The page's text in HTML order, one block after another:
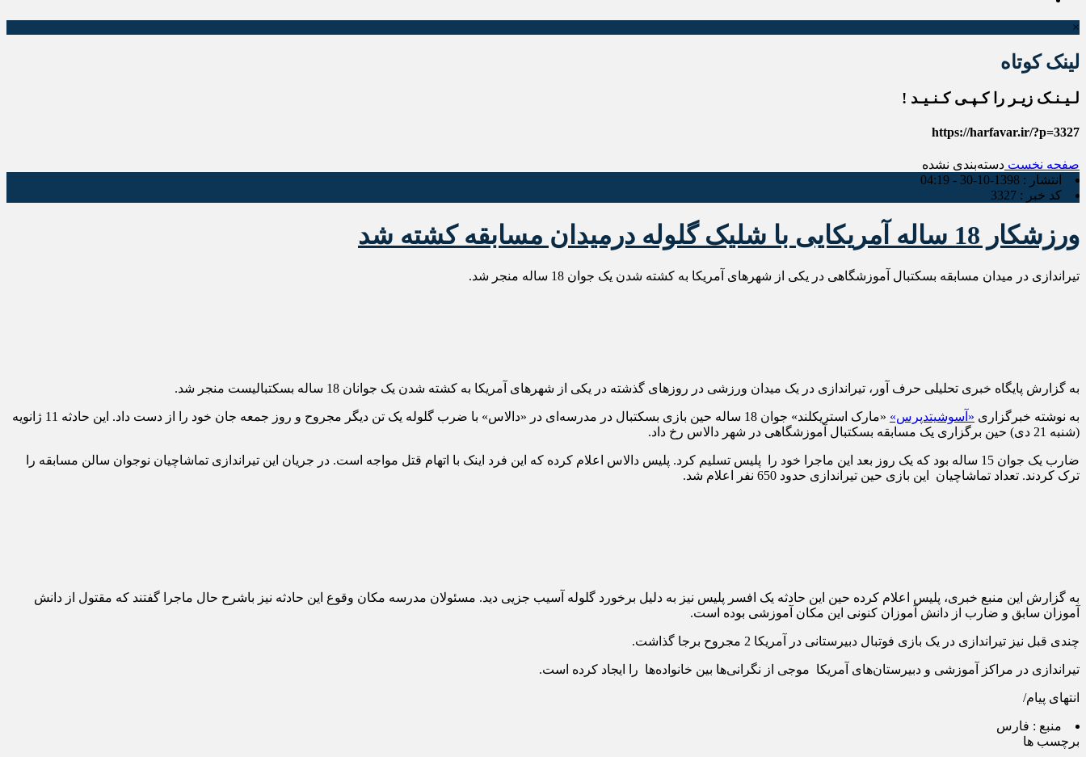
×
لینک کوتاه
لـیـنـک زیـر را کـپـی کـنـیـد !
https://harfavar.ir/?p=3327
صفحه نخست دسته‌بندی نشده
انتشار : 1398-10-30 - 04:19
کد خبر : 3327
ورزشکار 18 ساله آمریکایی با شلیک گلوله درمیدان مسابقه کشته شد
تیراندازی در میدان مسابقه بسکتبال آموزشگاهی در یکی از شهرهای آمریکا به کشته شدن یک جوان 18 ساله منجر شد.
به گزارش پایگاه خبری تحلیلی حرف آور، تیراندازی در یک میدان ورزشی در روزهای گذشته در یکی از شهرهای آمریکا به کشته شدن یک جوانان 18 ساله بسکتبالیست منجر شد.
به نوشته خبرگزاری «آسوشیتدپرس»
«مارک استریکلند» جوان 18 ساله حین بازی بسکتبال در مدرسه‌ای در «دالاس» با ضرب گلوله یک تن دیگر مجروح و روز جمعه جان خود را از دست داد. این حادثه 11 ژانویه
(شنبه 21 دی) حین برگزاری یک مسابقه بسکتبال آموزشگاهی در شهر دالاس رخ داد.
ضارب یک جوان 15 ساله بود که یک روز بعد این ماجرا خود را پلیس تسلیم کرد. پلیس دالاس اعلام کرده که این فرد اینک با اتهام قتل مواجه است. در جریان این تیراندازی تماشاچیان نوجوان سالن مسابقه را
ترک کردند. تعداد تماشاچیان این بازی حین تیراندازی حدود 650 نفر اعلام شد.
به گزارش این منبع خبری، پلیس اعلام کرده حین این حادثه یک افسر پلیس نیز به دلیل برخورد گلوله آسیب جزیی دید. مسئولان مدرسه مکان وقوع این حادثه نیز باشرح حال ماجرا گفتند که مقتول از دانش
آموزان سابق و ضارب از دانش آموزان کنونی این مکان آموزشی بوده است.
چندی قبل نیز تیراندازی در یک بازی فوتبال دبیرستانی در آمریکا 2 مجروح برجا گذاشت.
تیراندازی در مراکز آموزشی و دبیرستان‌های آمریکا موجی از نگرانی‌ها بین خانواده‌ها را ایجاد کرده است.
انتهای پیام/
منبع : فارس
برچسب ها